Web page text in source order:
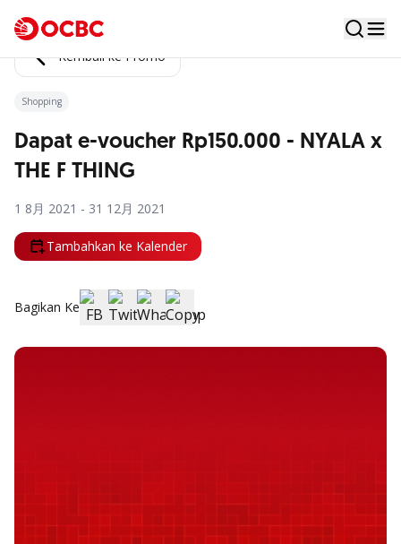
Kembali ke Promo
Shopping
Dapat e-voucher Rp150.000 - NYALA x
THE F THING
1 8月 2021 - 31 12月 2021
Tambahkan ke Kalender
Bagikan Ke